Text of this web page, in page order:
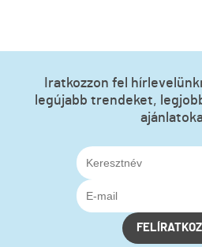
Iratkozzon fel
legújabb trendeket,